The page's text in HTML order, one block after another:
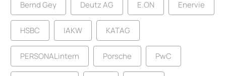
Bernd Gey Deutz AG E.ON Enervie
HSBC IAKW KATAG
PERSONALintern Porsche PwC